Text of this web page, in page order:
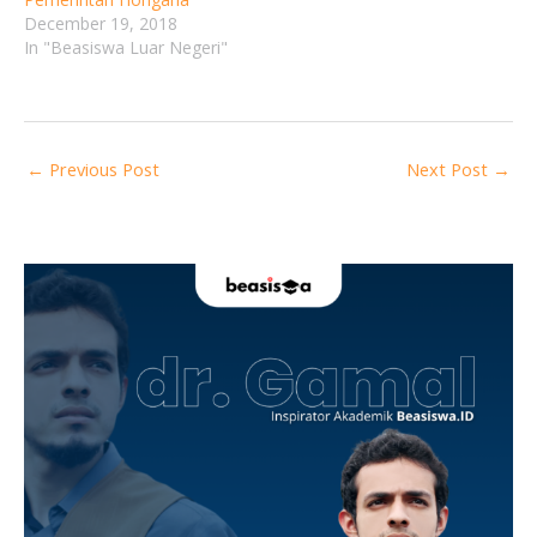
December 19, 2018
In "Beasiswa Luar Negeri"
← Previous Post Next Post →